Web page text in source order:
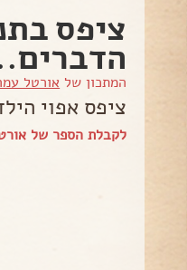
ציפס
המתכון של אורטל
ציפס אפוי
לקבלת הספר של